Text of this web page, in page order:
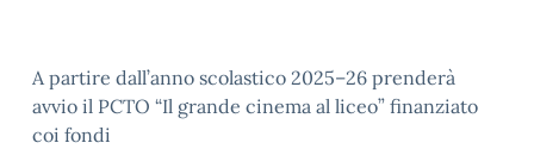
A partire dall’anno scolastico 2025–26 prenderà
avvio il PCTO “Il grande cinema al liceo” finanziato
coi fondi